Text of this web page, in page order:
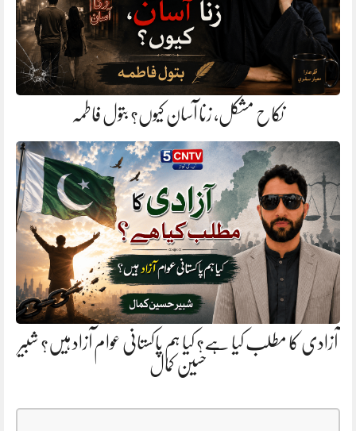
نکاح مشکل، زنا آسان کیوں؟ بتول فاطمہ
آزادی کا مطلب کیا ہے؟ کیا ہم پاکستانی عوام آزاد ہیں؟ شبیر
حسین کمال